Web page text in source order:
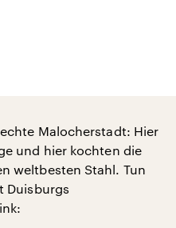
Malocherstadt: Hier
und hier kochten die
weltbesten Stahl. Tun
Duisburgs